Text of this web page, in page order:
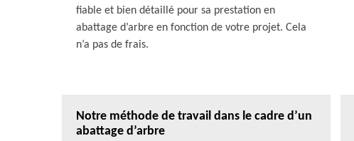
fiable et bien détaillé pour sa prestation en
abattage d’arbre en fonction de votre projet. Cela
n’a pas de frais.
Notre méthode de travail dans le cadre d’un
abattage d’arbre